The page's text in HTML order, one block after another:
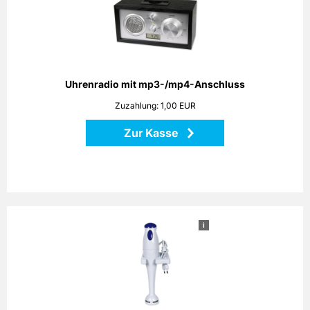
Uhrenradio mit mp3-/mp4-Anschluss
Zuzahlung: 1,00 EUR
Zur Kasse
Echt Retro! Optisch orientiert am Look der 60er aber
technisch absolut 21. Jahrhundert. Hochmodernes
Uhrenradio in edlem Holzdesign mit AM/FM-Tuner,
integriertem Anschluss für alle gängigen MP3- und MP4-
i
Das Küchengerät ist universell und flexibel einsetzbar. Egal
ob es sich dabei um Aufgaben wie das Zerkleinern oder
Hacken von Fleisch und Gemüse handelt, oder um das
Quirlen von Saucen, Cremes oder Mayonnaisen, der